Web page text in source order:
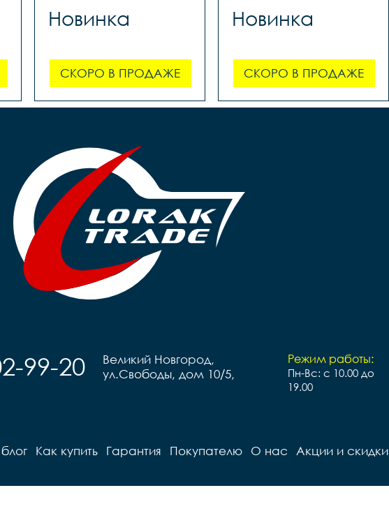
Новинка
СКОРО В ПРОДАЖЕ
Новинка
СКОРО В ПРОДАЖЕ
Режим работы:
Пн-Вс: с 10.00 до
19.00
Великий Новгород,
ул.Свободы, дом 10/5,
99-20
блог Как купить Гарантия Покупателю О нас Акции и скидки